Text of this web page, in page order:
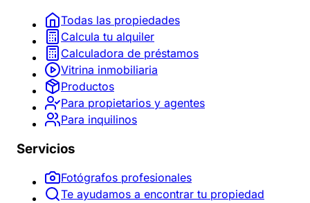
Todas las propiedades
Calcula tu alquiler
Calculadora de préstamos
Vitrina inmobiliaria
Productos
Para propietarios y agentes
Para inquilinos
Servicios
Fotógrafos profesionales
Te ayudamos a encontrar tu propiedad